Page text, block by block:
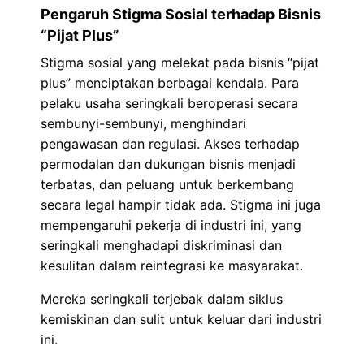
Pengaruh Stigma Sosial terhadap Bisnis
“Pijat Plus”
Stigma sosial yang melekat pada bisnis “pijat
plus” menciptakan berbagai kendala. Para
pelaku usaha seringkali beroperasi secara
sembunyi-sembunyi, menghindari
pengawasan dan regulasi. Akses terhadap
permodalan dan dukungan bisnis menjadi
terbatas, dan peluang untuk berkembang
secara legal hampir tidak ada. Stigma ini juga
mempengaruhi pekerja di industri ini, yang
seringkali menghadapi diskriminasi dan
kesulitan dalam reintegrasi ke masyarakat.
Mereka seringkali terjebak dalam siklus
kemiskinan dan sulit untuk keluar dari industri
ini.